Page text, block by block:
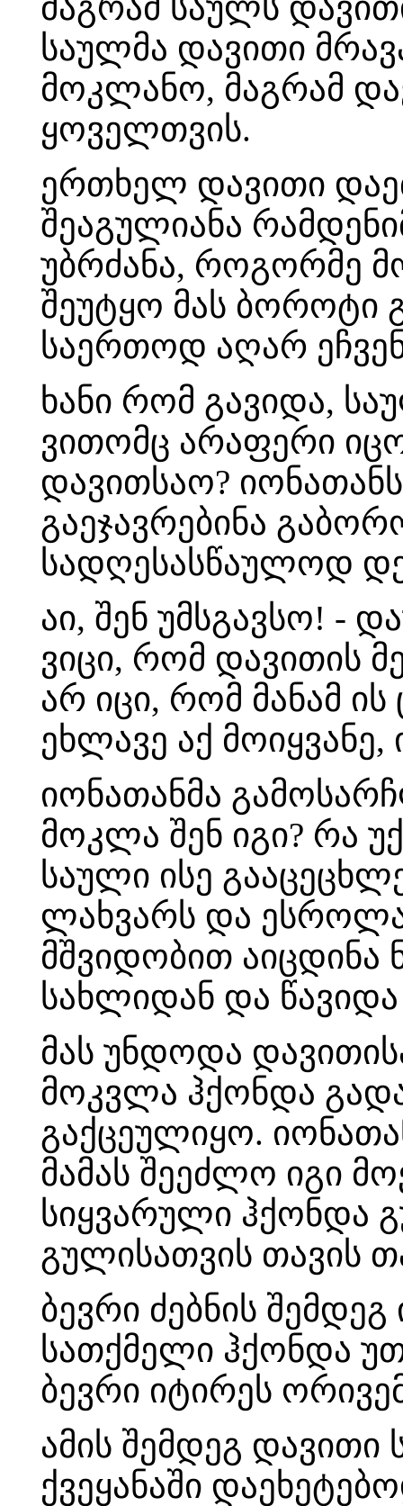
საულმა დავითი
მოკლანო, მაგრამ
ყოველთვის.
ერთხელ დავითი
შეაგულიანა
უბრძანა, როგორმე
შეუტყო მას ბოროტი
საერთოდ აღარ
ხანი რომ გავიდა,
ვითომც არაფერი
დავითსაო?
გაეჯავრებინა
სადღესასწაულოდ
აი, შენ უმსგავსო! -
ვიცი, რომ დავითის
არ იცი, რომ მანამ
ეხლავე აქ
იონათანმა
მოკლა შენ იგი? რა
საული ისე
ლახვარს და ესროლა
მშვიდობით
სახლიდან და
მას უნდოდა
მოკვლა ჰქონდა
გაქცეულიყო.
მამას შეეძლო იგი
სიყვარული ჰქონდა
გულისათვის თავის
ბევრი ძებნის
სათქმელი ჰქონდა
ბევრი იტირეს
ამის შემდეგ
ქვეყანაში